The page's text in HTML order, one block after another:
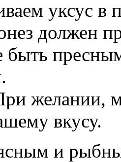
уксус
должен
быть
желании,
вкусу.
и